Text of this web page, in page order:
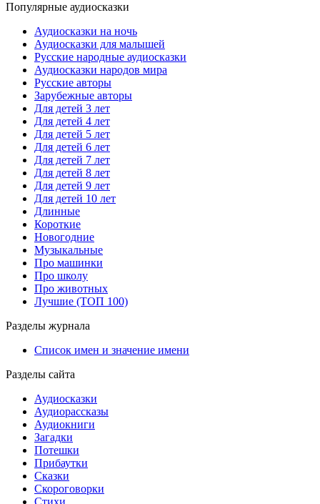
Популярные аудиосказки
Аудиосказки на ночь
Аудиосказки для малышей
Русские народные аудиосказки
Аудиосказки народов мира
Русские авторы
Зарубежные авторы
Для детей 3 лет
Для детей 4 лет
Для детей 5 лет
Для детей 6 лет
Для детей 7 лет
Для детей 8 лет
Для детей 9 лет
Для детей 10 лет
Длинные
Короткие
Новогодние
Музыкальные
Про машинки
Про школу
Про животных
Лучшие (ТОП 100)
Разделы журнала
Список имен и значение имени
Разделы сайта
Аудиосказки
Аудиорассказы
Аудиокниги
Загадки
Потешки
Прибаутки
Сказки
Скороговорки